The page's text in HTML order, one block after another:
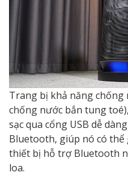
Trang bị khả năng chống
chống nước bắn tung
sạc qua cổng USB dễ
Bluetooth, giúp nó có
thiết bị hỗ trợ Bluetooth
loa.